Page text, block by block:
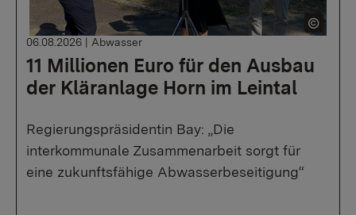
11 Millionen Euro für den Ausbau
der Kläranlage Horn im Leintal
06.08.2026 | Abwasser
Regierungspräsidentin Bay: „Die
interkommunale Zusammenarbeit sorgt für
eine zukunftsfähige Abwasserbeseitigung“